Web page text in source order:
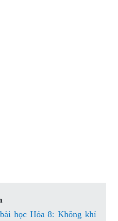
học Hóa 8: Không khí